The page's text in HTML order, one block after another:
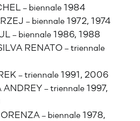
– biennale 1984
– biennale 1972, 1974
– biennale 1986, 1988
RENATO – triennale
– triennale 1991, 2006
ANDREY – triennale 1997,
– biennale 1978,